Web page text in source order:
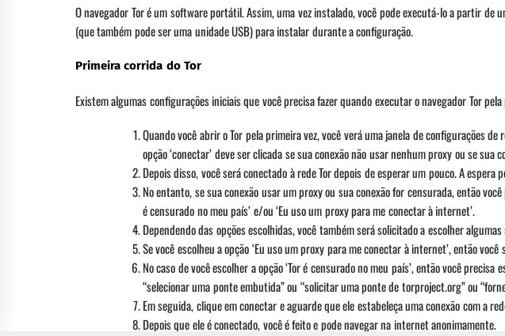
O navegador Tor é um software portátil. Assim, uma vez instalado, você pode executá-lo a partir de
(que também pode ser uma unidade USB) para instalar durante a configuração.
Primeira corrida do Tor
Existem algumas configurações iniciais que você precisa fazer quando executar o navegador Tor
Quando você abrir o Tor pela primeira vez, você verá uma janela de configurações de
opção ‘conectar’ deve ser clicada se sua conexão não usar nenhum proxy ou se sua
Depois disso, você será conectado à rede Tor depois de esperar um pouco. A
No entanto, se sua conexão usar um proxy ou sua conexão for censurada, então
é censurado no meu país’ e/ou ‘Eu uso um proxy para me conectar à internet’.
Dependendo das opções escolhidas, você também será solicitado a escolher
Se você escolheu a opção ‘Eu uso um proxy para me conectar à internet’, então
No caso de você escolher a opção ‘Tor é censurado no meu país’, então você
“selecionar uma ponte embutida” ou “solicitar uma ponte de torproject.org” ou
Em seguida, clique em conectar e aguarde que ele estabeleça uma conexão com a
Depois que ele é conectado, você é feito e pode navegar na internet anonimamente.